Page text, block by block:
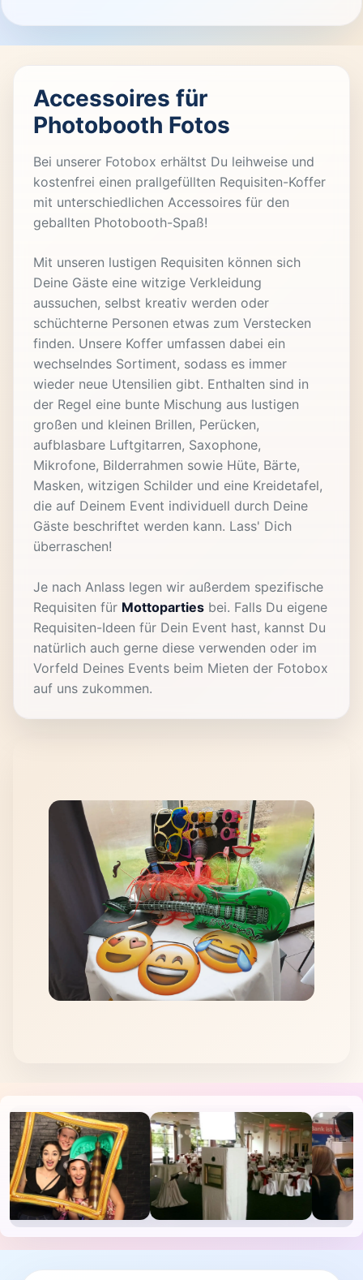
Accessoires für
Photobooth Fotos
Bei unserer Fotobox erhältst Du leihweise und
kostenfrei einen prallgefüllten Requisiten-Koffer
mit unterschiedlichen Accessoires für den
geballten Photobooth-Spaß!
Mit unseren lustigen Requisiten können sich
Deine Gäste eine witzige Verkleidung
aussuchen, selbst kreativ werden oder
schüchterne Personen etwas zum Verstecken
finden. Unsere Koffer umfassen dabei ein
wechselndes Sortiment, sodass es immer
wieder neue Utensilien gibt. Enthalten sind in
der Regel eine bunte Mischung aus lustigen
großen und kleinen Brillen, Perücken,
aufblasbare Luftgitarren, Saxophone,
Mikrofone, Bilderrahmen sowie Hüte, Bärte,
Masken, witzigen Schilder und eine Kreidetafel,
die auf Deinem Event individuell durch Deine
Gäste beschriftet werden kann. Lass' Dich
überraschen!
Je nach Anlass legen wir außerdem spezifische
Requisiten für Mottoparties bei. Falls Du eigene
Requisiten-Ideen für Dein Event hast, kannst Du
natürlich auch gerne diese verwenden oder im
Vorfeld Deines Events beim Mieten der Fotobox
auf uns zukommen.